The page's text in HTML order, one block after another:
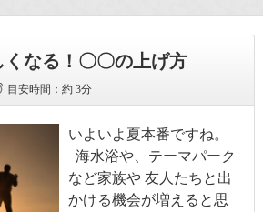
くなる！〇〇の上げ方
目安時間：約 3分
いよいよ夏本番ですね。
海水浴や、テーマパーク
など家族や 友人たちと出
かける機会が増えると思